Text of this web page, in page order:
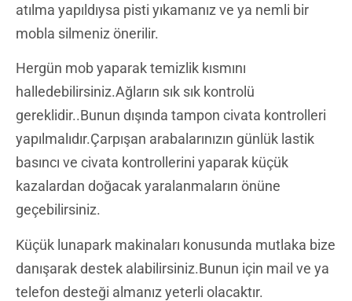
atılma yapıldıysa pisti yıkamanız ve ya nemli bir
mobla silmeniz önerilir.
Hergün mob yaparak temizlik kısmını
halledebilirsiniz.Ağların sık sık kontrolü
gereklidir..Bunun dışında tampon civata kontrolleri
yapılmalıdır.Çarpışan arabalarınızın günlük lastik
basıncı ve civata kontrollerini yaparak küçük
kazalardan doğacak yaralanmaların önüne
geçebilirsiniz.
Küçük lunapark makinaları konusunda mutlaka bize
danışarak destek alabilirsiniz.Bunun için mail ve ya
telefon desteği almanız yeterli olacaktır.